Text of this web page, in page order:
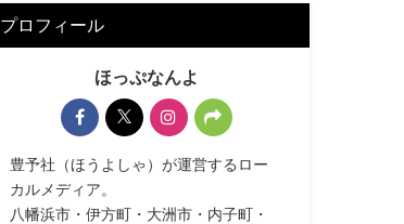
プロフィール
ほっぷなんよ
豊予社（ほうよしゃ）が運営するロー
カルメディア。
八幡浜市・伊方町・大洲市・内子町・